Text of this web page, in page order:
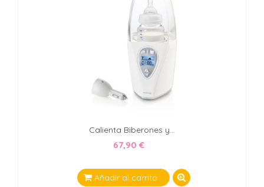
Calienta Biberones y...
67,90 €
Añadir al carrito